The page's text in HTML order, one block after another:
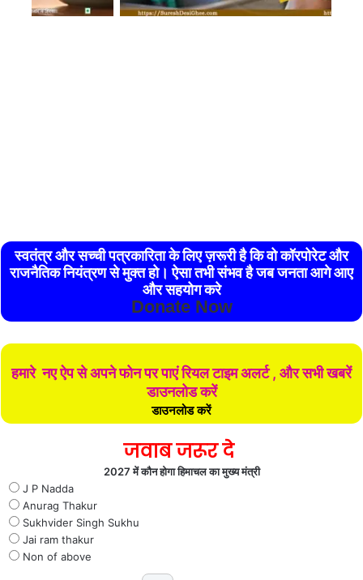
स्वतंत्र और सच्ची पत्रकारिता के लिए ज़रूरी है कि वो कॉरपोरेट और
राजनैतिक नियंत्रण से मुक्त हो। ऐसा तभी संभव है जब जनता आगे आए
और सहयोग करे
Donate Now
हमारे नए ऐप से अपने फोन पर पाएं रियल टाइम अलर्ट , और सभी खबरें
डाउनलोड करें
डाउनलोड करें
जवाब जरूर दे
2027 में कौन होगा हिमाचल का मुख्य मंत्री
J P Nadda
Anurag Thakur
Sukhvider Singh Sukhu
Jai ram thakur
Non of above